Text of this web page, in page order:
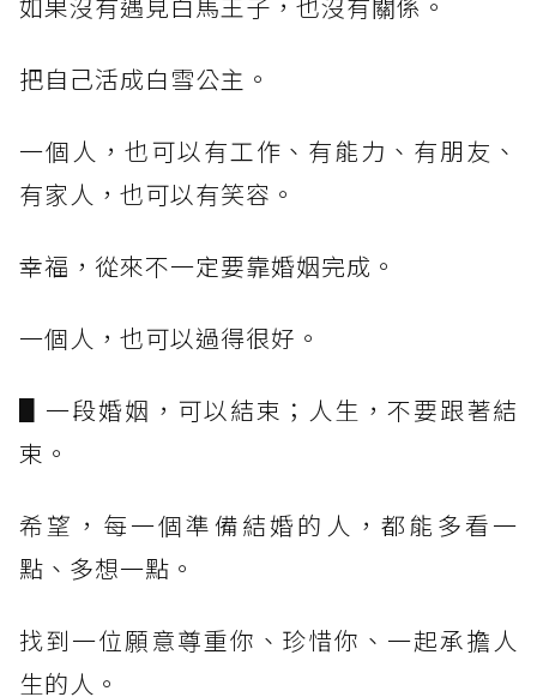
把自己活成白雪公主。
一個人，也可以有工作、有能力、有朋友、
有家人，也可以有笑容。
幸福，從來不一定要靠婚姻完成。
一個人，也可以過得很好。
▋一段婚姻，可以結束；人生，不要跟著結
束。
希望，每一個準備結婚的人，都能多看一
點、多想一點。
找到一位願意尊重你、珍惜你、一起承擔人
生的人。